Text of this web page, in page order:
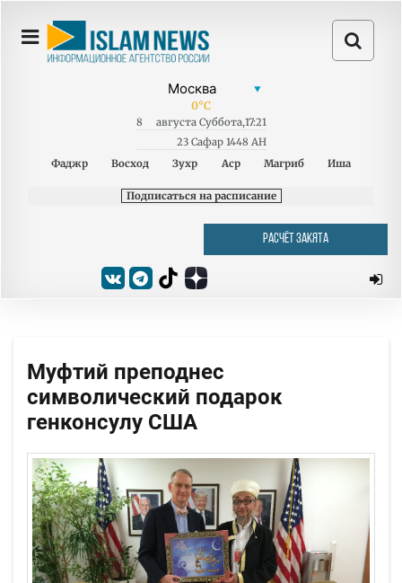
0°C
8 августа Суббота,17:21
23 Сафар 1448 AH
Фаджр
Восход Зухр Аср Магриб Иша
Подписаться на расписание
РАСЧЁТ ЗАКЯТА
Муфтий преподнес
символический подарок
генконсулу США